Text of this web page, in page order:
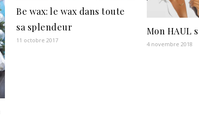
Be wax: le wax dans toute
sa splendeur
11 octobre 2017
Mon HAUL
4 novembre 2018